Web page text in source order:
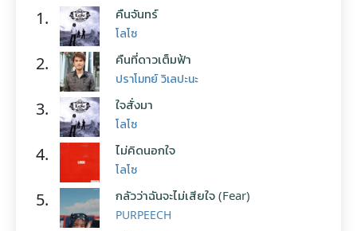
1. คืนจันทร์
โลโซ
2. คืนที่ดาวเต็มฟ้า
ปราโมทย์ วิเลปะนะ
3. ใจสั่งมา
โลโซ
4. ไม่คิดนอกใจ
โลโซ
5. กลัวว่าฉันจะไม่เสียใจ (Fear)
PURPEECH